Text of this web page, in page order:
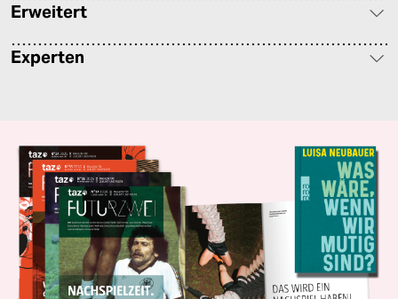
Erweitert
Experten